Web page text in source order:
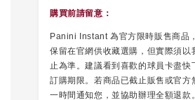
購買前請留意：
Panini Instant 為官方限時販售商品
保留在官網供收藏選購，但實際須以
止為準。建議看到喜歡的球員卡盡快
訂購期限。若商品已截止販售或官方
一時間通知您，並協助辦理全額退款。